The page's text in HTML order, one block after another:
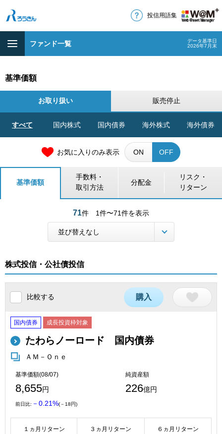
投信用語集
ファンド一覧
データ基準日
2026年7月末
基準価額
お取り扱い 販売停止
すべて 国内株式 国内債券 海外株式 海外債券
お気に入りのみ表示 ON OFF
基準価額
手数料・
取引方法
分配金
リスク・
リターン
71件 1件〜71件を表示
株式投信・公社債投信
比較する 購入
国内債券 成長投資枠対象
たわらノーロード 国内債券
ＡＭ－Ｏｎｅ
基準価額(08/07)
8,655円
純資産額
226億円
前日比: －0.21%(－18円)
１ヵ月リターン ３ヵ月リターン ６ヵ月リターン